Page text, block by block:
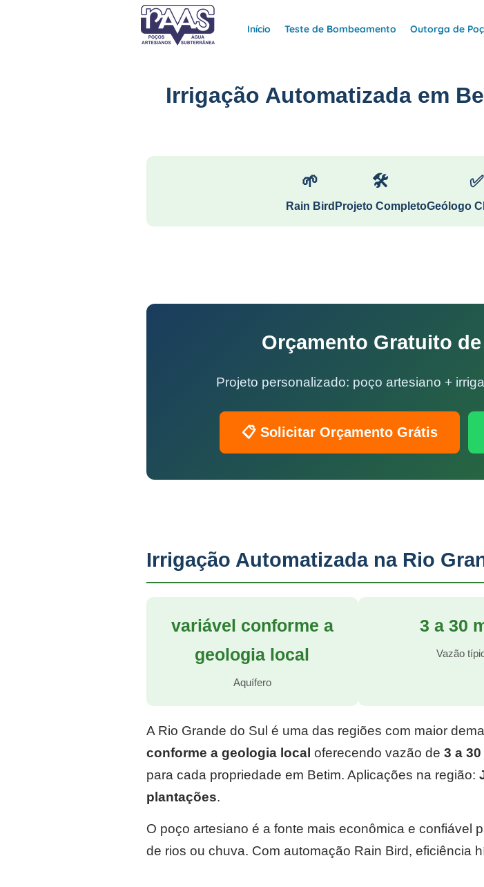
Início Teste de Bombeamento Outorga de
Irrigação Automatizada em
🌱
Rain Bird
🛠
Projeto Completo
✅
Geólogo
Orçamento Gratuito
Projeto personalizado: poço artesiano +
📋 Solicitar Orçamento Grátis
Irrigação Automatizada na Rio
variável conforme a
geologia local
Aquífero
3 a 30
Vazão
A Rio Grande do Sul é uma das regiões com maior
conforme a geologia local oferecendo vazão de 3 a 30
para cada propriedade em Betim. Aplicações na região:
plantações.
O poço artesiano é a fonte mais econômica e
de rios ou chuva. Com automação Rain Bird, eficiência